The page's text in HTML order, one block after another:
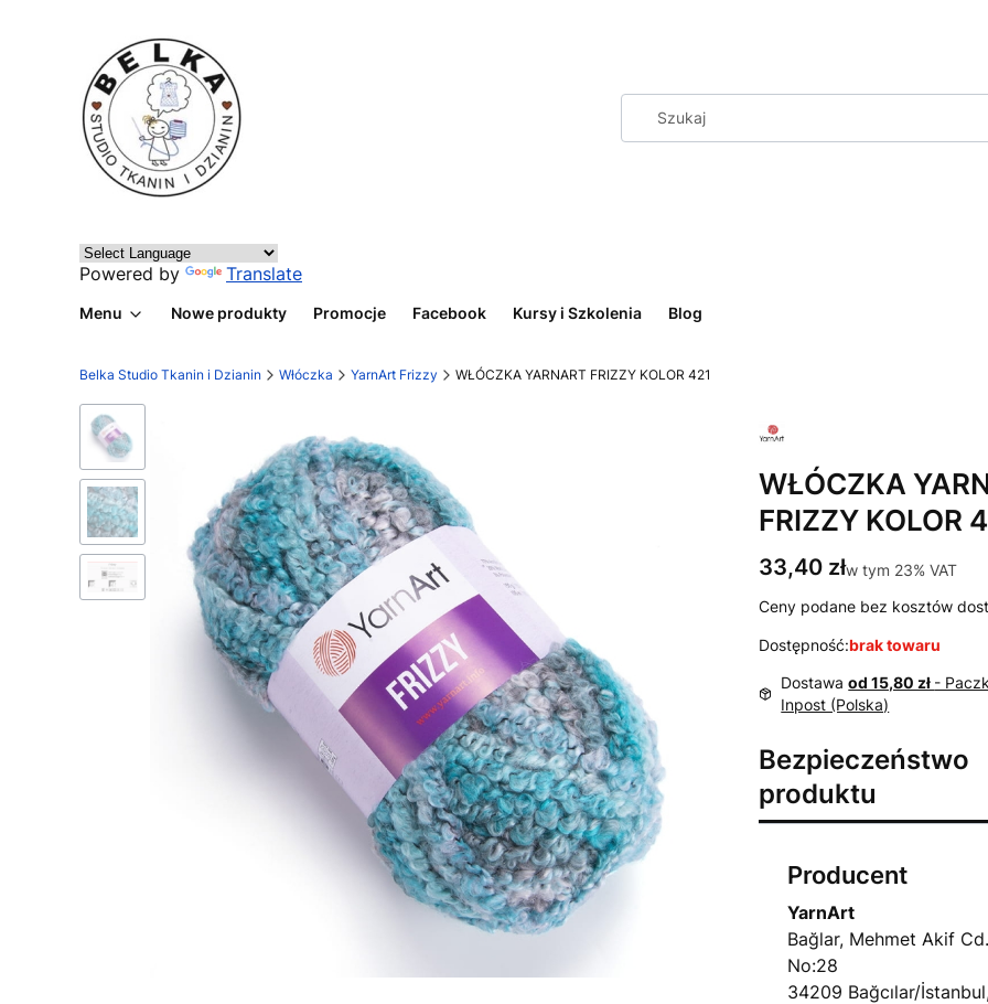
Powered by Translate
Menu Nowe produkty Promocje Facebook Kursy i Szkolenia Blog
Belka Studio Tkanin i Dzianin Włóczka YarnArt Frizzy WŁÓCZKA YARNART FRIZZY KOLOR 421
WŁÓCZKA
FRIZZY KOLOR
Cena
33,40 złw tym 23% VAT
w tym 23% VAT
Ceny podane bez kosztów
Dostępność:brak towaru
Dostawaod 15,80 zł -
Inpost (Polska)
Bezpieczeństwo
produktu
Producent
YarnArt
Bağlar, Mehmet Akif Cd.
No:28
34209 Bağcılar/